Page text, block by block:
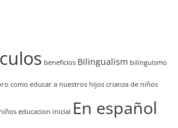
beneficios Bilingualism bilinguismo
como educar a nuestros hijos crianza de niños
educacion inicial En español